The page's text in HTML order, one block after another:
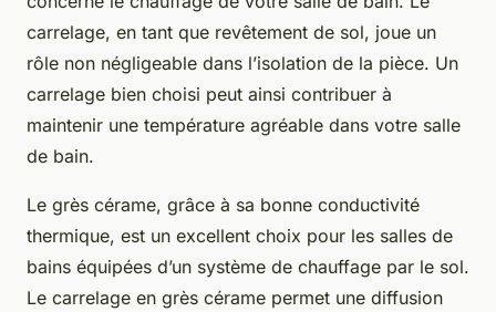
carrelage, en tant que revêtement de sol, joue un
rôle non négligeable dans l’isolation de la pièce. Un
carrelage bien choisi peut ainsi contribuer à
maintenir une température agréable dans votre salle
de bain.
Le grès cérame, grâce à sa bonne conductivité
thermique, est un excellent choix pour les salles de
bains équipées d’un système de chauffage par le sol.
Le carrelage en grès cérame permet une diffusion